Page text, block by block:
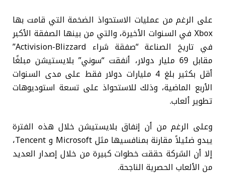
على الرغم من عمليات الاستحواذ الضخمة التي قامت بها
Xbox في السنوات الأخيرة، والتي من بينها الصفقة الأكبر
في تاريخ الصناعة “صفقة شراء Activision-Blizzard”
مقابل 69 مليار دولار، أنفقت “سوني” بلايستيشن مبلغًا
أقل بكثير بلغ 4 مليارات دولار فقط على مدى السنوات
الأربع الماضية، وذلك للاستحواذ على تسعة استوديوهات
تطوير ألعاب.
وعلى الرغم من أن إنفاق بلايستيشن خلال هذه الفترة
يبدو ضئيلاً مقارنة بمنافسيها مثل Microsoft و Tencent،
إلا أن الشركة حققت خطوات كبيرة من خلال إصدار العديد
من الألعاب الحصرية الناجحة.